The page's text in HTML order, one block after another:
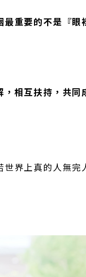
最重要的不是『眼
相互扶持，共同
界上真的人無完